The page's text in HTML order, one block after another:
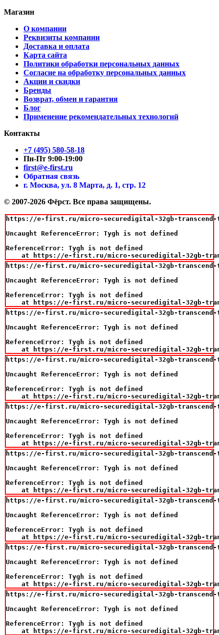
Магазин
О компании
Реквизиты компании
Доставка и оплата
Карта сайта
Политики обработки персональных данных
Согласие на обработку персональных данных
Акции и скидки
Бренды
Возврат, обмен и гарантия
Блог
Применение рекомендательных технологий
Контакты
+7 (495) 580-58-18
Пн-Пт 9:00-19:00
first@e-first.ru
Обратная связь
г. Москва, ул. 8 Марта, д. 1, стр. 12
© 2007-2026 Фёрст. Все права защищены.
https://e-first.ru/micro-securedigital-32gb-transcend-
Uncaught ReferenceError: Tygh is not defined
ReferenceError: Tygh is not defined
at https://e-first.ru/micro-securedigital-32gb-
https://e-first.ru/micro-securedigital-32gb-transcend-
Uncaught ReferenceError: Tygh is not defined
ReferenceError: Tygh is not defined
at https://e-first.ru/micro-securedigital-32gb-
https://e-first.ru/micro-securedigital-32gb-transcend-
Uncaught ReferenceError: Tygh is not defined
ReferenceError: Tygh is not defined
at https://e-first.ru/micro-securedigital-32gb-
https://e-first.ru/micro-securedigital-32gb-transcend-
Uncaught ReferenceError: Tygh is not defined
ReferenceError: Tygh is not defined
at https://e-first.ru/micro-securedigital-32gb-
https://e-first.ru/micro-securedigital-32gb-transcend-
Uncaught ReferenceError: Tygh is not defined
ReferenceError: Tygh is not defined
at https://e-first.ru/micro-securedigital-32gb-
https://e-first.ru/micro-securedigital-32gb-transcend-
Uncaught ReferenceError: Tygh is not defined
ReferenceError: Tygh is not defined
at https://e-first.ru/micro-securedigital-32gb-
https://e-first.ru/micro-securedigital-32gb-transcend-
Uncaught ReferenceError: Tygh is not defined
ReferenceError: Tygh is not defined
at https://e-first.ru/micro-securedigital-32gb-
https://e-first.ru/micro-securedigital-32gb-transcend-
Uncaught ReferenceError: Tygh is not defined
ReferenceError: Tygh is not defined
at https://e-first.ru/micro-securedigital-32gb-
https://e-first.ru/micro-securedigital-32gb-transcend-
Uncaught ReferenceError: Tygh is not defined
ReferenceError: Tygh is not defined
at https://e-first.ru/micro-securedigital-32gb-